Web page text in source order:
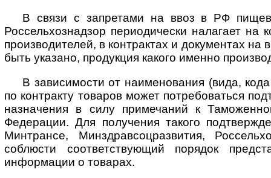
В связи с запретами на ввоз в РФ
Россельхознадзор периодически налагает на
производителей, в контрактах и документах
быть указано, продукция какого именно
В зависимости от наименования (вида,
по контракту товаров может потребоваться
назначения в силу примечаний к
Федерации. Для получения такого
Минтрансе, Минздравсоцразвития,
соблюсти соответствующий порядок
информации о товарах.